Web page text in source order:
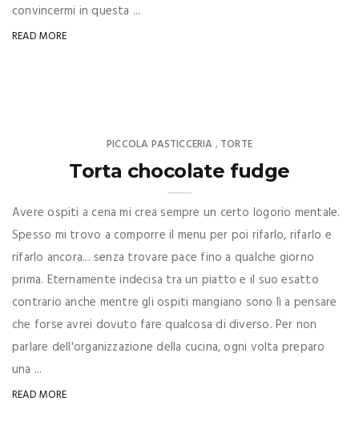
convincermi in questa ...
READ MORE
PICCOLA PASTICCERIA , TORTE
Torta chocolate fudge
Avere ospiti a cena mi crea sempre un certo logorio mentale.
Spesso mi trovo a comporre il menu per poi rifarlo, rifarlo e
rifarlo ancora... senza trovare pace fino a qualche giorno
prima. Eternamente indecisa tra un piatto e il suo esatto
contrario anche mentre gli ospiti mangiano sono lì a pensare
che forse avrei dovuto fare qualcosa di diverso. Per non
parlare dell'organizzazione della cucina, ogni volta preparo
una ...
READ MORE